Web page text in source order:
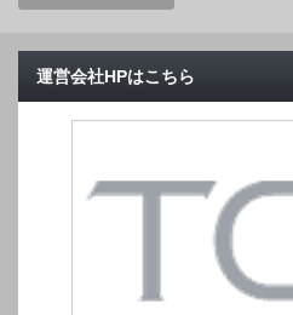
運営会社HPはこちら